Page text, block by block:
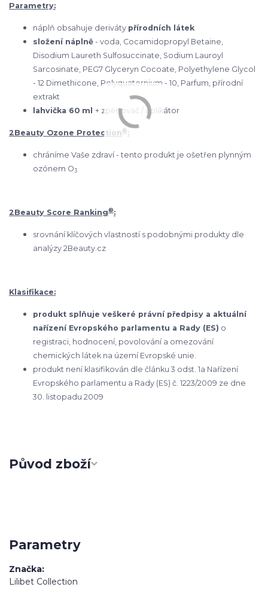
Parametry:
náplň obsahuje deriváty přírodních látek
složení náplně - voda, Cocamidopropyl Betaine,
Disodium Laureth Sulfosuccinate, Sodium Lauroyl
Sarcosinate, PEG7 Glyceryn Cocoate, Polyethylene Glycol
- 12 Dimethicone, Polyquaternium - 10, Parfum, přírodní
extrakt
lahvička 60 ml + zpěňovač / aplikátor
2Beauty Ozone Protection®:
chráníme Vaše zdraví - tento produkt je ošetřen plynným
ozónem O3
2Beauty Score Ranking®:
srovnání klíčových vlastností s podobnými produkty dle
analýzy 2Beauty.cz
Klasifikace:
produkt splňuje veškeré právní předpisy a aktuální
nařízení Evropského parlamentu a Rady (ES) o
registraci, hodnocení, povolování a omezování
chemických látek na území Evropské unie.
produkt není klasifikován dle článku 3 odst. 1a Nařízení
Evropského parlamentu a Rady (ES) č. 1223/2009 ze dne
30. listopadu 2009
Původ zboží
Parametry
Značka
Lilibet Collection